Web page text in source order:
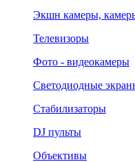
Экшн камеры,
Телевизоры
Фото - видеокамеры
Светодиодные
Стабилизаторы
DJ пульты
Объективы